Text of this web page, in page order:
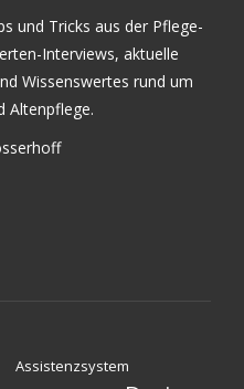
und Tricks aus der Pflege-
Interviews, aktuelle
Wissenswertes rund um
Altenpflege.
Assistenzsystem